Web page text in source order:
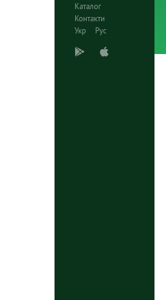
Каталог
Контакти
Укр
Рус